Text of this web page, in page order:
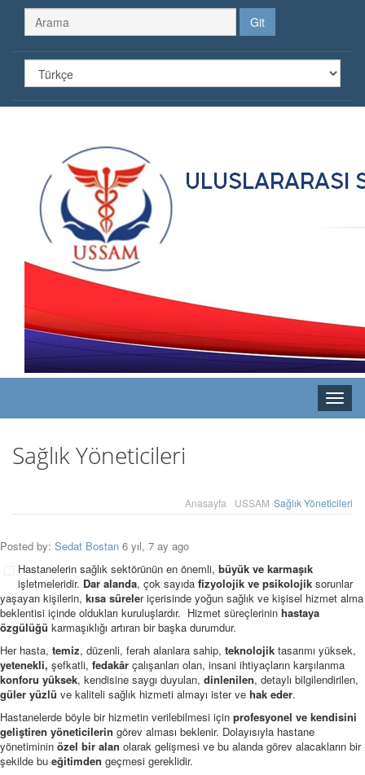
Toggle
Sağlık Yöneticileri
Anasayfa USSAM Sağlık Yöneticileri
Posted by: Sedat Bostan 6 yıl, 7 ay ago
Hastanelerin sağlık sektörünün en önemli, büyük ve karmaşık
işletmeleridir. Dar alanda, çok sayıda fizyolojik ve psikolojik sorunlar
yaşayan kişilerin, kısa süreler içerisinde yoğun sağlık ve kişisel hizmet alma
beklentisi içinde oldukları kuruluşlardır. Hizmet süreçlerinin hastaya
özgülüğü karmaşıklığı artıran bir başka durumdur.
Her hasta, temiz, düzenli, ferah alanlara sahip, teknolojik tasarımı yüksek,
yetenekli, şefkatli, fedakâr çalışanları olan, insani ihtiyaçların karşılanma
konforu yüksek, kendisine saygı duyulan, dinlenilen, detaylı bilgilendirilen,
güler yüzlü ve kaliteli sağlık hizmeti almayı ister ve hak eder.
Hastanelerde böyle bir hizmetin verilebilmesi için profesyonel ve kendisini
geliştiren yöneticilerin görev alması beklenir. Dolayısıyla hastane
yönetiminin özel bir alan olarak gelişmesi ve bu alanda görev alacakların bir
şekilde bu eğitimden geçmesi gereklidir.